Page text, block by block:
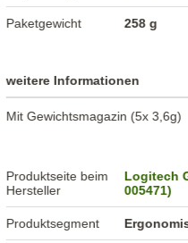
Paketgewicht 258 g
weitere Informationen
Mit Gewichtsmagazin (5x 3,6g)
Produktseite beim
Hersteller
Logitech
005471)
Produktsegment